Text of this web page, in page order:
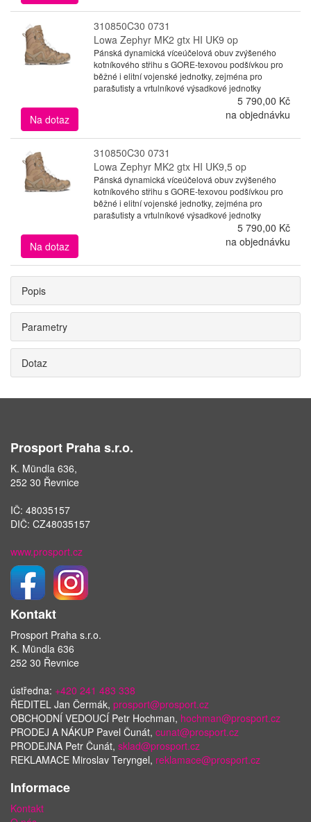
310850C30 0731
Lowa Zephyr MK2 gtx HI UK9 op
Pánská dynamická víceúčelová obuv zvýšeného
kotníkového střihu s GORE-texovou podšívkou pro
běžné i elitní vojenské jednotky, zejména pro
parašutisty a vrtulníkové výsadkové jednotky
5 790,00 Kč
Na dotaz
na objednávku
310850C30 0731
Lowa Zephyr MK2 gtx HI UK9,5 op
Pánská dynamická víceúčelová obuv zvýšeného
kotníkového střihu s GORE-texovou podšívkou pro
běžné i elitní vojenské jednotky, zejména pro
parašutisty a vrtulníkové výsadkové jednotky
5 790,00 Kč
Na dotaz
na objednávku
Popis
Parametry
Dotaz
Prosport Praha s.r.o.
K. Mündla 636,
252 30 Řevnice
IČ: 48035157
DIČ: CZ48035157
www.prosport.cz
Kontakt
Prosport Praha s.r.o.
K. Mündla 636
252 30 Řevnice
ústředna: +420 241 483 338
ŘEDITEL Jan Čermák, prosport@prosport.cz
OBCHODNÍ VEDOUCÍ Petr Hochman, hochman@prosport.cz
PRODEJ A NÁKUP Pavel Čunát, cunat@prosport.cz
PRODEJNA Petr Čunát, sklad@prosport.cz
REKLAMACE Miroslav Teryngel, reklamace@prosport.cz
Informace
Kontakt